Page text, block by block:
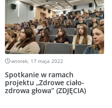
wtorek, 17 maja 2022
Spotkanie w ramach
projektu „Zdrowe ciało-
zdrowa głowa” (ZDJĘCIA)